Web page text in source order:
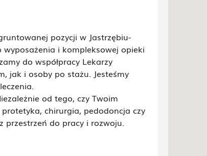
pozycji w Jastrzębiu-
i kompleksowej opieki
do współpracy Lekarzy
jak i osoby po stażu. Jesteśmy
od tego, czy Twoim
chirurgia, pedodoncja czy
przestrzeń do pracy i rozwoju.